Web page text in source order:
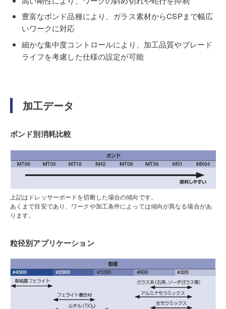
豊富なボンド品種により、ガラス素材からCSPまで幅広
いワークに対応
細かな集中度コントロールにより、加工品質やブレード
ライフを考慮した仕様の設定が可能
加工データ
ボンド別消耗比較
上記はドレッサーボードを切断した場合の傾向です。
あくまで目安であり、ワークや加工条件によっては傾向が異なる場合があ
ります。
粒径別アプリケーション